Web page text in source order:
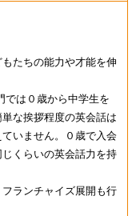
たちの能力や才能を伸
では０歳から中学生を
な挨拶程度の英会話は
いません。０歳で入会
くらいの英会話力を持
ランチャイズ展開も行